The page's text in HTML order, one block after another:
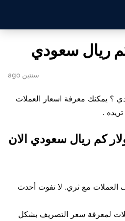
سنتين ago
؟ يمكنك معرفة اسعار العملات
.
الاف دولار كم ريال سعودي الان
العملات مع ثري. لا تفوت أحدث
لمعرفة سعر التصريف بشكل